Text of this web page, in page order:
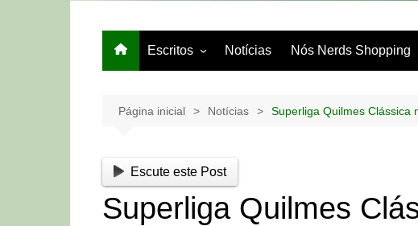
Escritos
Papo de Bar
Notícias Nós Nerds Shopping
Página inicial Notícias Superliga Quilmes Clássica
Escute este Post
Superliga Quilmes